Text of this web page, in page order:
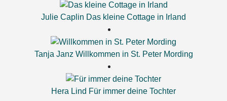
Julie Caplin Das kleine Cottage in Irland
Tanja Janz Willkommen in St. Peter Mording
Hera Lind Für immer deine Tochter